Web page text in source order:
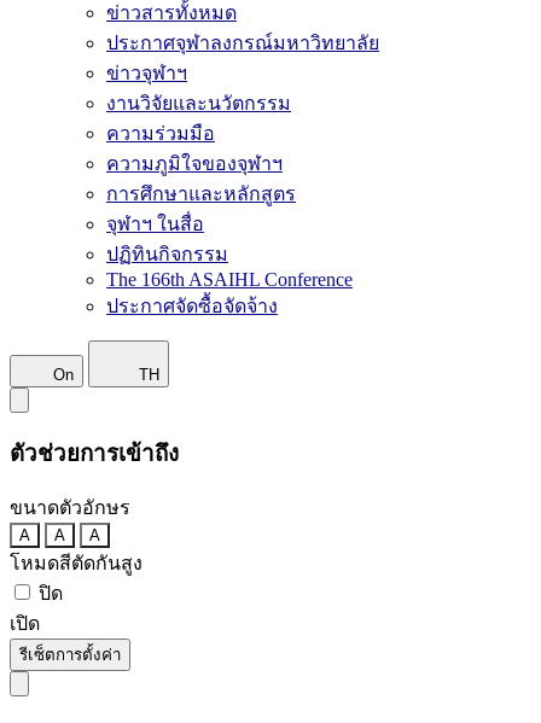
ข่าวสารทั้งหมด
ประกาศจุฬาลงกรณ์มหาวิทยาลัย
ข่าวจุฬาฯ
งานวิจัยและนวัตกรรม
ความร่วมมือ
ความภูมิใจของจุฬาฯ
การศึกษาและหลักสูตร
จุฬาฯ ในสื่อ
ปฏิทินกิจกรรม
The 166th ASAIHL Conference
ประกาศจัดซื้อจัดจ้าง
On TH
ตัวช่วยการเข้าถึง
ขนาดตัวอักษร
A A A
โหมดสีตัดกันสูง
ปิด
เปิด
รีเซ็ตการตั้งค่า